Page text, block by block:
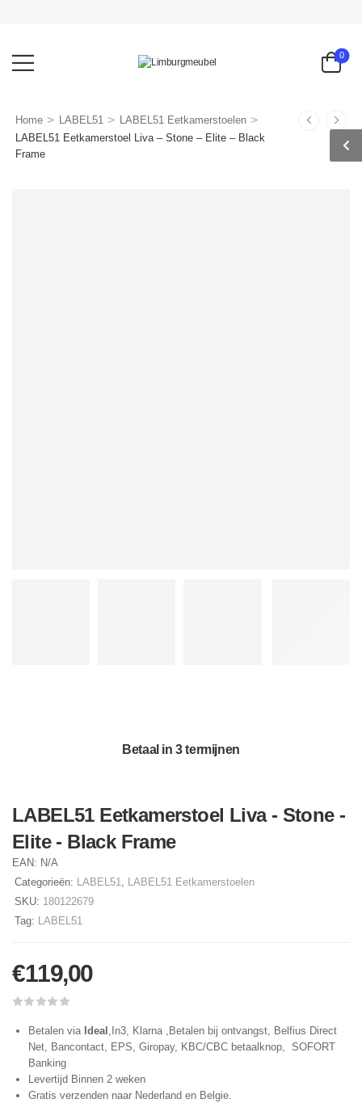
0
Home > LABEL51 > LABEL51 Eetkamerstoelen >
LABEL51 Eetkamerstoel Liva – Stone – Elite – Black
Frame
Betaal in 3 termijnen
LABEL51 Eetkamerstoel Liva - Stone -
Elite - Black Frame
EAN: N/A
Categorieën: LABEL51, LABEL51 Eetkamerstoelen
SKU: 180122679
Tag: LABEL51
€119,00
Betalen via Ideal ,In3, Klarna ,Betalen bij ontvangst, Belfius Direct
Net, Bancontact, EPS, Giropay, KBC/CBC betaalknop, SOFORT
Banking
Levertijd Binnen 2 weken
Gratis verzenden naar Nederland en Belgie.